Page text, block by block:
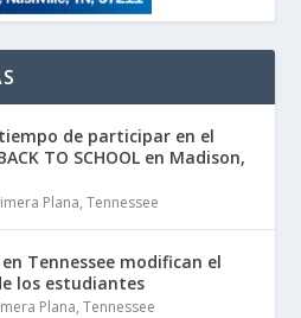
de participar en el
TO SCHOOL en Madison,
Plana,Tennessee
Tennessee modifican el
los estudiantes
Plana,Tennessee